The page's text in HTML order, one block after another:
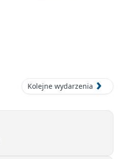
Kolejne wydarzenia